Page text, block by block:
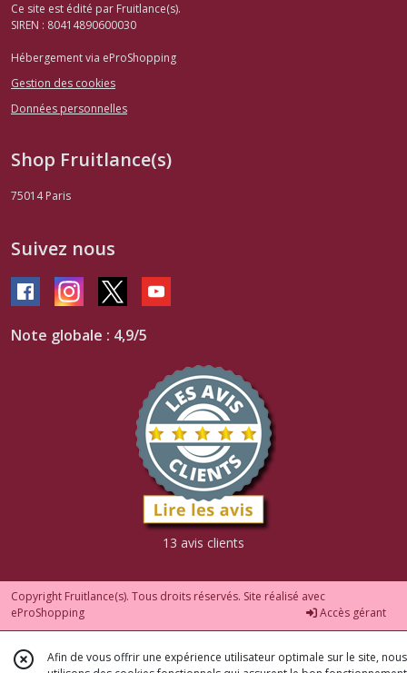
Ce site est édité par Fruitlance(s).
SIREN : 80414890600030
Hébergement via eProShopping
Gestion des cookies
Données personnelles
Shop Fruitlance(s)
75014 Paris
Suivez nous
Note globale : 4,9/5
13 avis clients
Copyright Fruitlance(s). Tous droits réservés. Site réalisé avec
eProShopping
Accès gérant
Afin de vous offrir une expérience utilisateur optimale sur le site, nous